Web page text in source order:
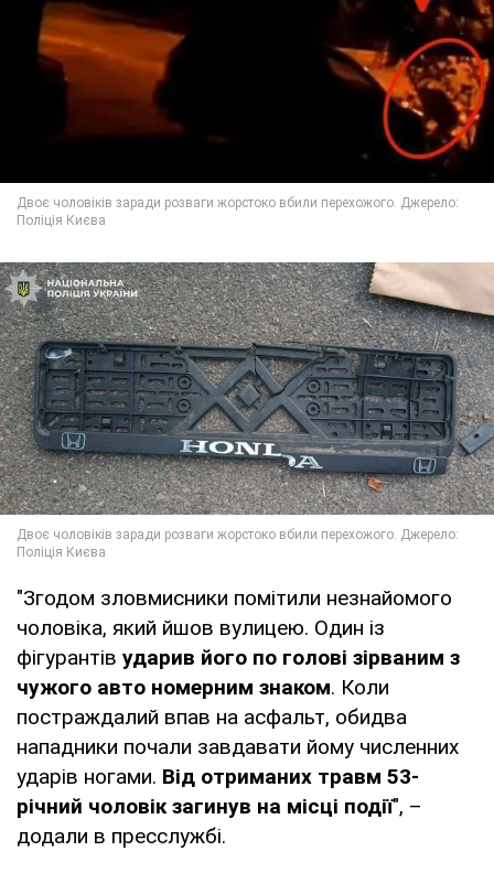
"Згодом зловмисники помітили незнайомого
чоловіка, який йшов вулицею. Один із
фігурантів ударив його по голові зірваним з
чужого авто номерним знаком. Коли
постраждалий впав на асфальт, обидва
нападники почали завдавати йому численних
ударів ногами. Від отриманих травм 53-
річний чоловік загинув на місці події", –
додали в пресслужбі.